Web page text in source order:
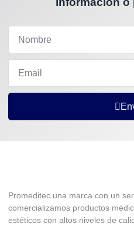
Promeditec una marca con un
comercializamos productos
estéticos con altos niveles de